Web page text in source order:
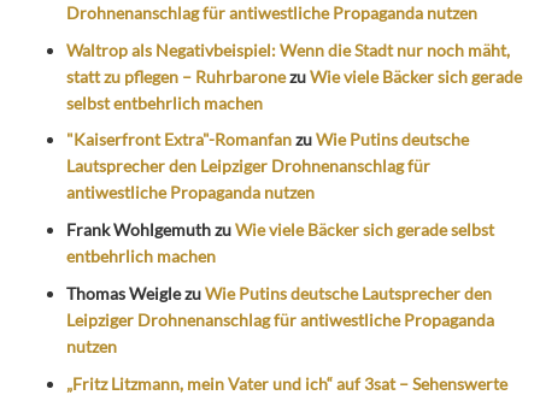
Drohnenanschlag für antiwestliche Propaganda nutzen
Waltrop als Negativbeispiel: Wenn die Stadt nur noch mäht,
statt zu pflegen – RuhrbaronezuWie viele Bäcker sich gerade
selbst entbehrlich machen
"Kaiserfront Extra"-RomanfanzuWie Putins deutsche
Lautsprecher den Leipziger Drohnenanschlag für
antiwestliche Propaganda nutzen
Frank WohlgemuthzuWie viele Bäcker sich gerade selbst
entbehrlich machen
Thomas WeiglezuWie Putins deutsche Lautsprecher den
Leipziger Drohnenanschlag für antiwestliche Propaganda
nutzen
„Fritz Litzmann, mein Vater und ich“ auf 3sat – Sehenswerte